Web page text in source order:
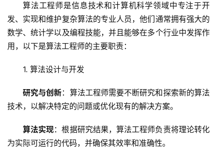
算法工程师是信息技术和计算机科学领域中专注于开
发、实现和维护复杂算法的专业人员，他们通常拥有强大的
数学、统计学以及编程技能，并且能够在多个行业中发挥作
用，以下是算法工程师的主要职责：
1. 算法设计与开发
研究与创新：算法工程师需要不断研究和探索新的算法
技术，以解决特定的问题或优化现有的解决方案。
算法实现：根据研究结果，算法工程师负责将理论转化
为实际可运行的代码，并确保其效率和准确性。